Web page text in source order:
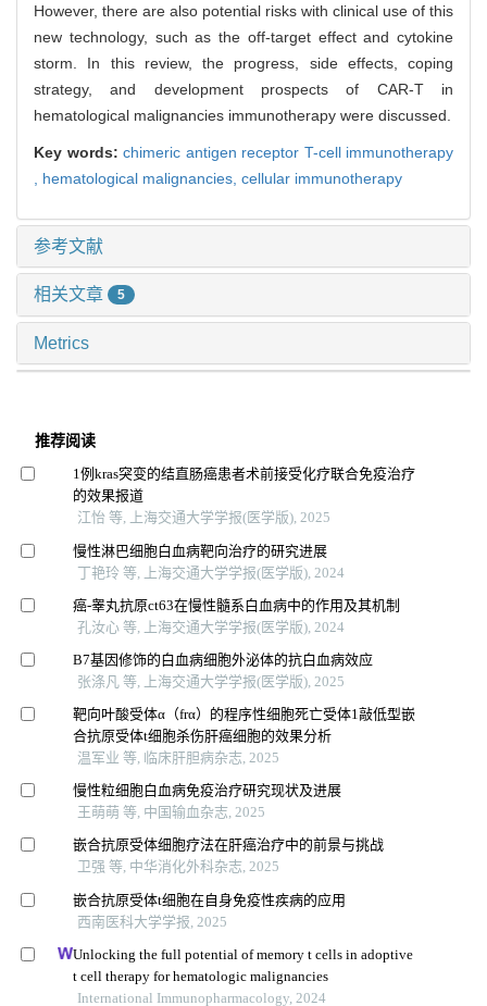
However, there are also potential risks with clinical use of this
new technology, such as the off-target effect and cytokine
storm. In this review, the progress, side effects, coping
strategy, and development prospects of CAR-T in
hematological malignancies immunotherapy were discussed.
Key words: chimeric antigen receptor T-cell immunotherapy
hematological malignancies, cellular immunotherapy
参考文献
相关文章 5
Metrics
推荐阅读
1例kras突变的结直肠癌患者术前接受化疗联合免疫治疗
的效果报道
江怡 等, 上海交通大学学报(医学版), 2025
慢性淋巴细胞白血病靶向治疗的研究进展
丁艳玲 等, 上海交通大学学报(医学版), 2024
癌-睾丸抗原ct63在慢性髓系白血病中的作用及其机制
孔汝心 等, 上海交通大学学报(医学版), 2024
B7基因修饰的白血病细胞外泌体的抗白血病效应
张涤凡 等, 上海交通大学学报(医学版), 2025
靶向叶酸受体α（frα）的程序性细胞死亡受体1敲低型嵌
合抗原受体t细胞杀伤肝癌细胞的效果分析
温军业 等, 临床肝胆病杂志, 2025
慢性粒细胞白血病免疫治疗研究现状及进展
王萌萌 等, 中国输血杂志, 2025
嵌合抗原受体细胞疗法在肝癌治疗中的前景与挑战
卫强 等, 中华消化外科杂志, 2025
嵌合抗原受体t细胞在自身免疫性疾病的应用
西南医科大学学报, 2025
Unlocking the full potential of memory t cells in adoptive
t cell therapy for hematologic malignancies
International Immunopharmacology, 2024